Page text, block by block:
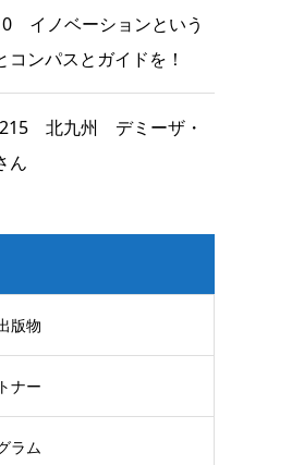
イノベーションという
コンパスとガイドを！
北九州 デミーザ・
ん
版物
ナー
ラム